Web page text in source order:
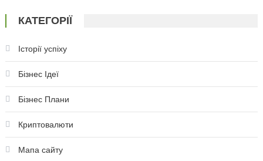
КАТЕГОРІЇ
Історії успіху
Бізнес Ідеї
Бізнес Плани
Криптовалюти
Мапа сайту